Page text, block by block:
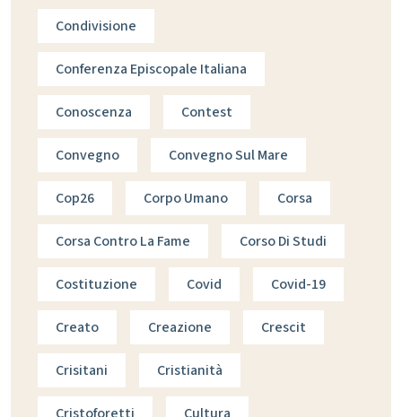
Condivisione
Conferenza Episcopale Italiana
Conoscenza Contest
Convegno Convegno Sul Mare
Cop26 Corpo Umano Corsa
Corsa Contro La Fame Corso Di Studi
Costituzione Covid Covid-19
Creato Creazione Crescit
Crisitani Cristianità